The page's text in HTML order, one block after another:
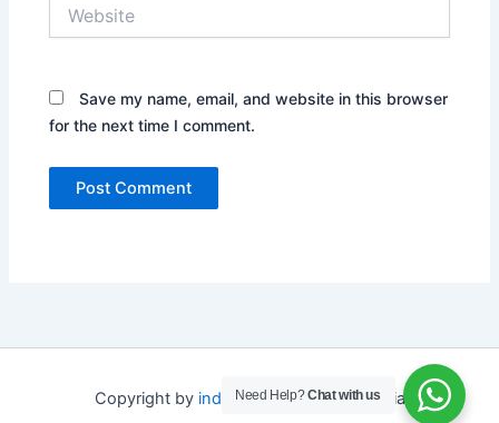
Save my name, email, and website in this browser
for the next time I comment.
Copyright by indo depo safetyIndonesia
Need Help?Chat with us